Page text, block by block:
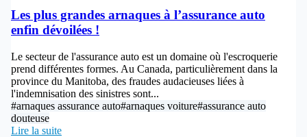
Les plus grandes arnaques à l’assurance auto
enfin dévoilées !
Le secteur de l'assurance auto est un domaine où l'escroquerie
prend différentes formes. Au Canada, particulièrement dans la
province du Manitoba, des fraudes audacieuses liées à
l'indemnisation des sinistres sont...
#arnaques assurance auto#arnaques voiture#assurance auto
douteuse
Lire la suite